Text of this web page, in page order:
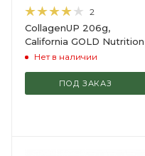
2
CollagenUP 206g,
California GOLD Nutrition
Нет в наличии
ПОД ЗАКАЗ